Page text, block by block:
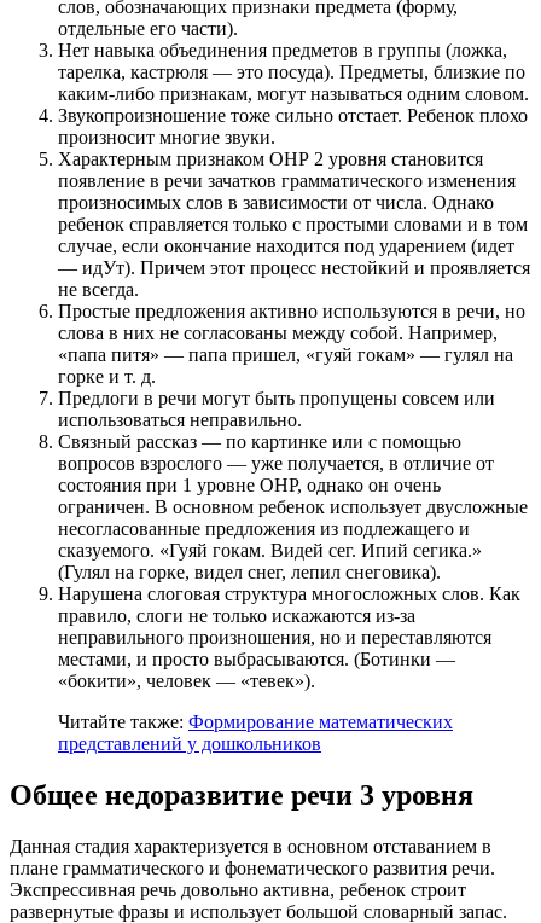
слов, обозначающих признаки предмета (форму,
отдельные его части).
Нет навыка объединения предметов в группы (ложка,
тарелка, кастрюля — это посуда). Предметы, близкие по
каким-либо признакам, могут называться одним словом.
Звукопроизношение тоже сильно отстает. Ребенок плохо
произносит многие звуки.
Характерным признаком ОНР 2 уровня становится
появление в речи зачатков грамматического изменения
произносимых слов в зависимости от числа. Однако
ребенок справляется только с простыми словами и в том
случае, если окончание находится под ударением (идет
— идУт). Причем этот процесс нестойкий и проявляется
не всегда.
Простые предложения активно используются в речи, но
слова в них не согласованы между собой. Например,
«папа питя» — папа пришел, «гуяй гокам» — гулял на
горке и т. д.
Предлоги в речи могут быть пропущены совсем или
использоваться неправильно.
Связный рассказ — по картинке или с помощью
вопросов взрослого — уже получается, в отличие от
состояния при 1 уровне ОНР, однако он очень
ограничен. В основном ребенок использует двусложные
несогласованные предложения из подлежащего и
сказуемого. «Гуяй гокам. Видей сег. Ипий сегика.»
(Гулял на горке, видел снег, лепил снеговика).
Нарушена слоговая структура многосложных слов. Как
правило, слоги не только искажаются из-за
неправильного произношения, но и переставляются
местами, и просто выбрасываются. (Ботинки —
«бокити», человек — «тевек»).
Читайте также: Формирование математических
представлений у дошкольников
Общее недоразвитие речи 3 уровня
Данная стадия характеризуется в основном отставанием в
плане грамматического и фонематического развития речи.
Экспрессивная речь довольно активна, ребенок строит
развернутые фразы и использует большой словарный запас.